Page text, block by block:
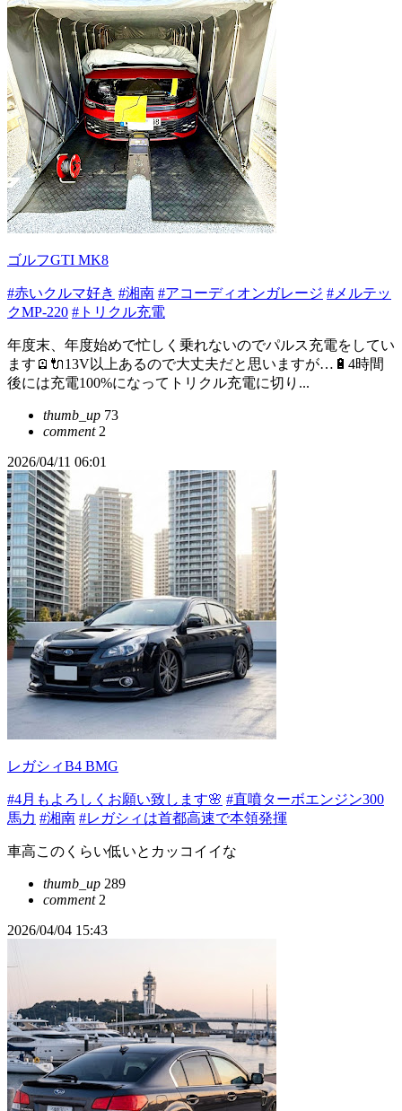
ゴルフGTI MK8
#赤いクルマ好き #湘南 #アコーディオンガレージ #メルテッ
クMP-220 #トリクル充電
年度末、年度始めで忙しく乗れないのでパルス充電をしてい
ます🪫🔌13V以上あるので大丈夫だと思いますが…🔋4時間
後には充電100%になってトリクル充電に切り...
thumb_up 73
comment2
2026/04/11 06:01
レガシィB4 BMG
#4月もよろしくお願い致します🌸 #直噴ターボエンジン300
馬力 #湘南 #レガシィは首都高速で本領発揮
車高このくらい低いとカッコイイな
thumb_up 289
comment2
2026/04/04 15:43